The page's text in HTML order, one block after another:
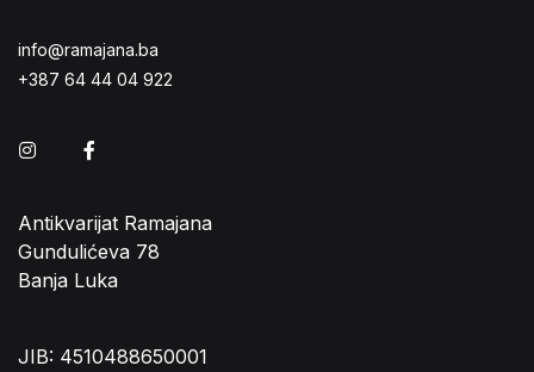
info@ramajana.ba
+387 64 44 04 922
Instagram
Antikvarijat Ramajana
Gundulićeva 78
Banja Luka
JIB: 4510488650001